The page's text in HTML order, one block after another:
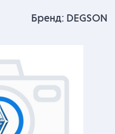
Бренд: DEGSON